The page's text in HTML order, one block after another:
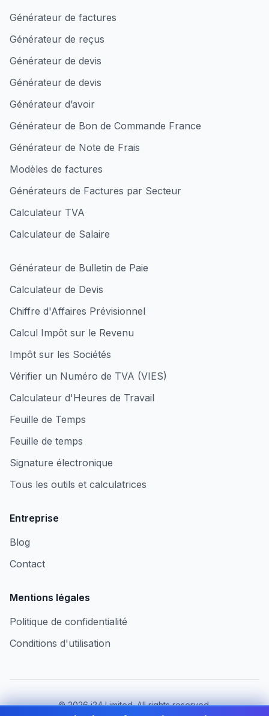
Générateur de factures
Générateur de reçus
Générateur de devis
Générateur de devis
Générateur d’avoir
Générateur de Bon de Commande France
Générateur de Note de Frais
Modèles de factures
Générateurs de Factures par Secteur
Calculateur TVA
Calculateur de Salaire
Générateur de Bulletin de Paie
Calculateur de Devis
Chiffre d'Affaires Prévisionnel
Calcul Impôt sur le Revenu
Impôt sur les Sociétés
Vérifier un Numéro de TVA (VIES)
Calculateur d'Heures de Travail
Feuille de Temps
Feuille de temps
Signature électronique
Tous les outils et calculatrices
Entreprise
Blog
Contact
Mentions légales
Politique de confidentialité
Conditions d'utilisation
©2026i24 Limited. All rights reserved.